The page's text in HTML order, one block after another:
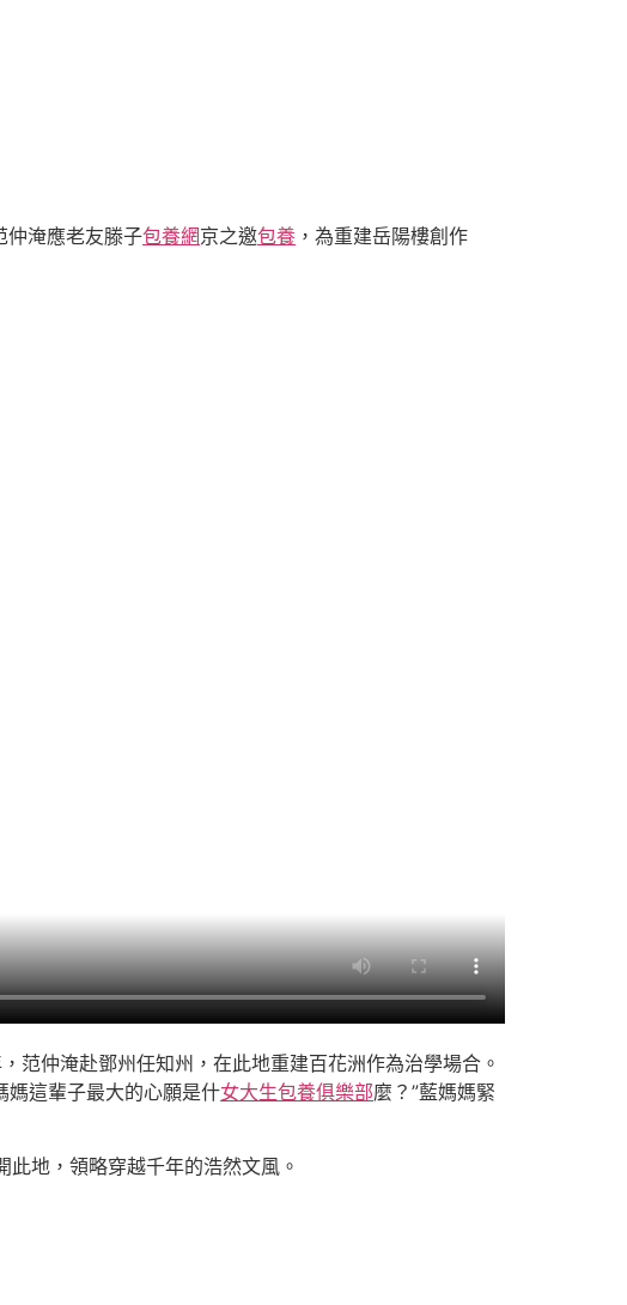
仲淹應老友滕子包養網京之邀包養 ，為重建岳陽樓創作
范仲淹赴鄧州任知州，在此地重建百花洲作為治學場合。
媽這輩子最大的心願是什女大生包養俱樂部麼？”藍媽媽緊
此地，領略穿越千年的浩然文風。